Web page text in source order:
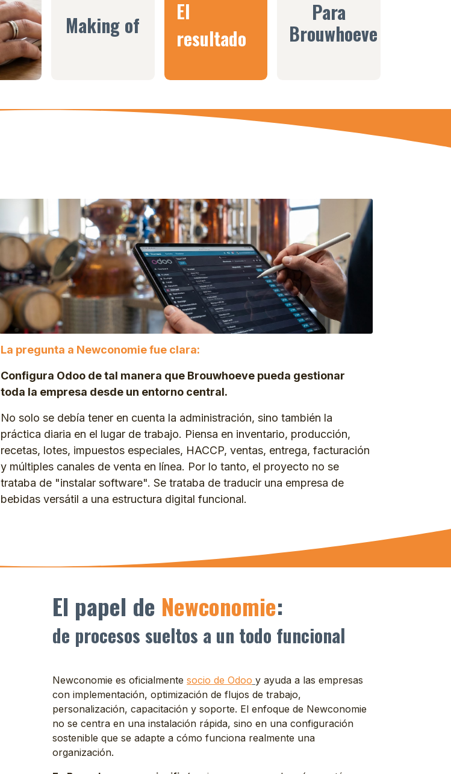
El
resultado
Making of
Para
Brouwhoeve
La pregunta a Newconomie fue clara:
Configura Odoo de tal manera que Brouwhoeve pueda gestionar
toda la empresa desde un entorno central.
No solo se debía tener en cuenta la administración, sino también la
práctica diaria en el lugar de trabajo. Piensa en inventario, producción,
recetas, lotes, impuestos especiales, HACCP, ventas, entrega, facturación
y múltiples canales de venta en línea. Por lo tanto, el proyecto no se
trataba de "instalar software". Se trataba de traducir una empresa de
bebidas versátil a una estructura digital funcional.
El papel de Newconomie:
de procesos sueltos a un todo funcional
Newconomie es oficialmente socio de Odoo y ayuda a las empresas
con implementación, optimización de flujos de trabajo,
personalización, capacitación y soporte. El enfoque de Newconomie
no se centra en una instalación rápida, sino en una configuración
sostenible que se adapte a cómo funciona realmente una
organización.